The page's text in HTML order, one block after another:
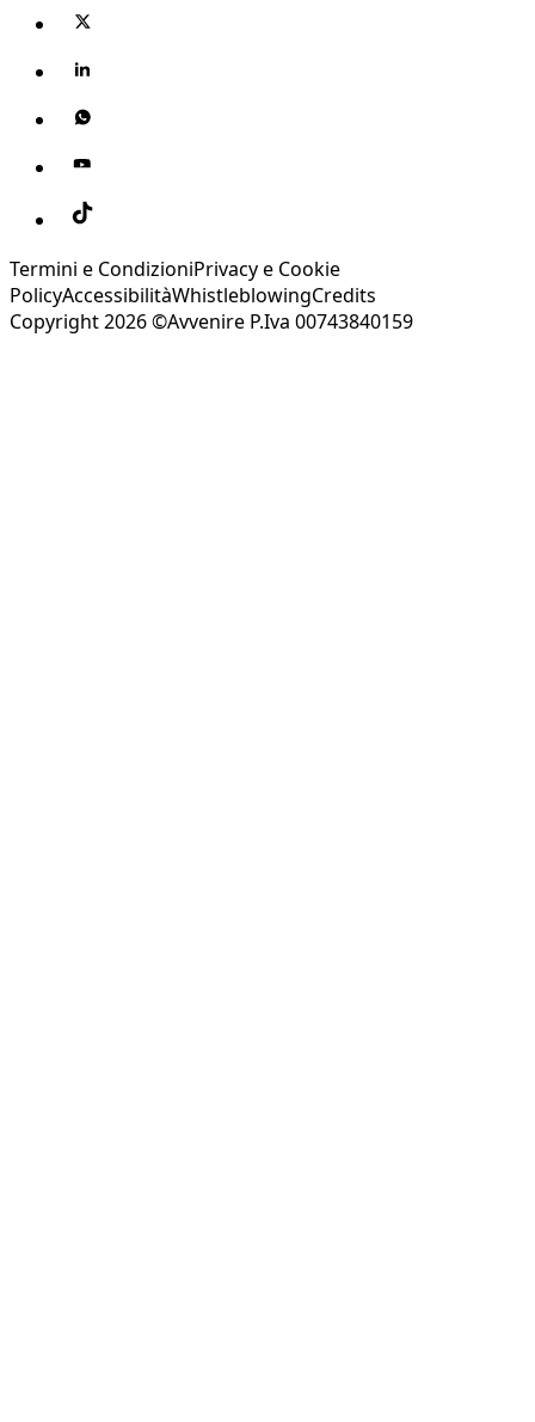
Termini e CondizioniPrivacy e Cookie
PolicyAccessibilitàWhistleblowingCredits
Copyright 2026 ©Avvenire P.Iva 00743840159